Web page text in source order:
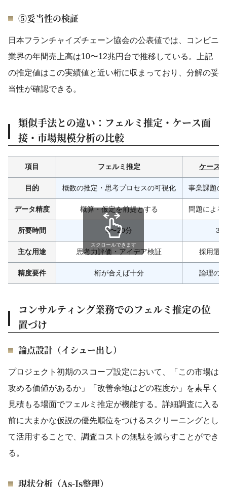
⑤妥当性の検証
日本フランチャイズチェーン協会の公表値では、コンビニ
業界の年間売上高は10〜12兆円台で推移している。上記
の推定値はこの実績値と近い桁に収まっており、分解の妥
当性が確認できる。
類似手法との違い：フェルミ推定・ケース面
接・市場規模分析の比較
項目 フェルミ推定 ケース
目的 概数の推定・思考プロセスの可視化 事業課題の
データ精度 概算・仮定を前提とする 問題による
所要時間 5〜20分 30
主な用途 思考力評価・アイデア検証 採用選
精度要件 桁が合えば十分 論理の
スクロールできます
コンサルティング業務でのフェルミ推定の位
置づけ
論点設計（イシュー出し）
プロジェクト初期のスコープ設定において、「この市場は
攻める価値があるか」「改善余地はどの程度か」を素早く
見積もる場面でフェルミ推定が機能する。詳細調査に入る
前に大まかな仮説の優先順位をつけるスクリーニングとし
て活用することで、調査コストの無駄を減らすことができ
る。
現状分析（As-Is整理）